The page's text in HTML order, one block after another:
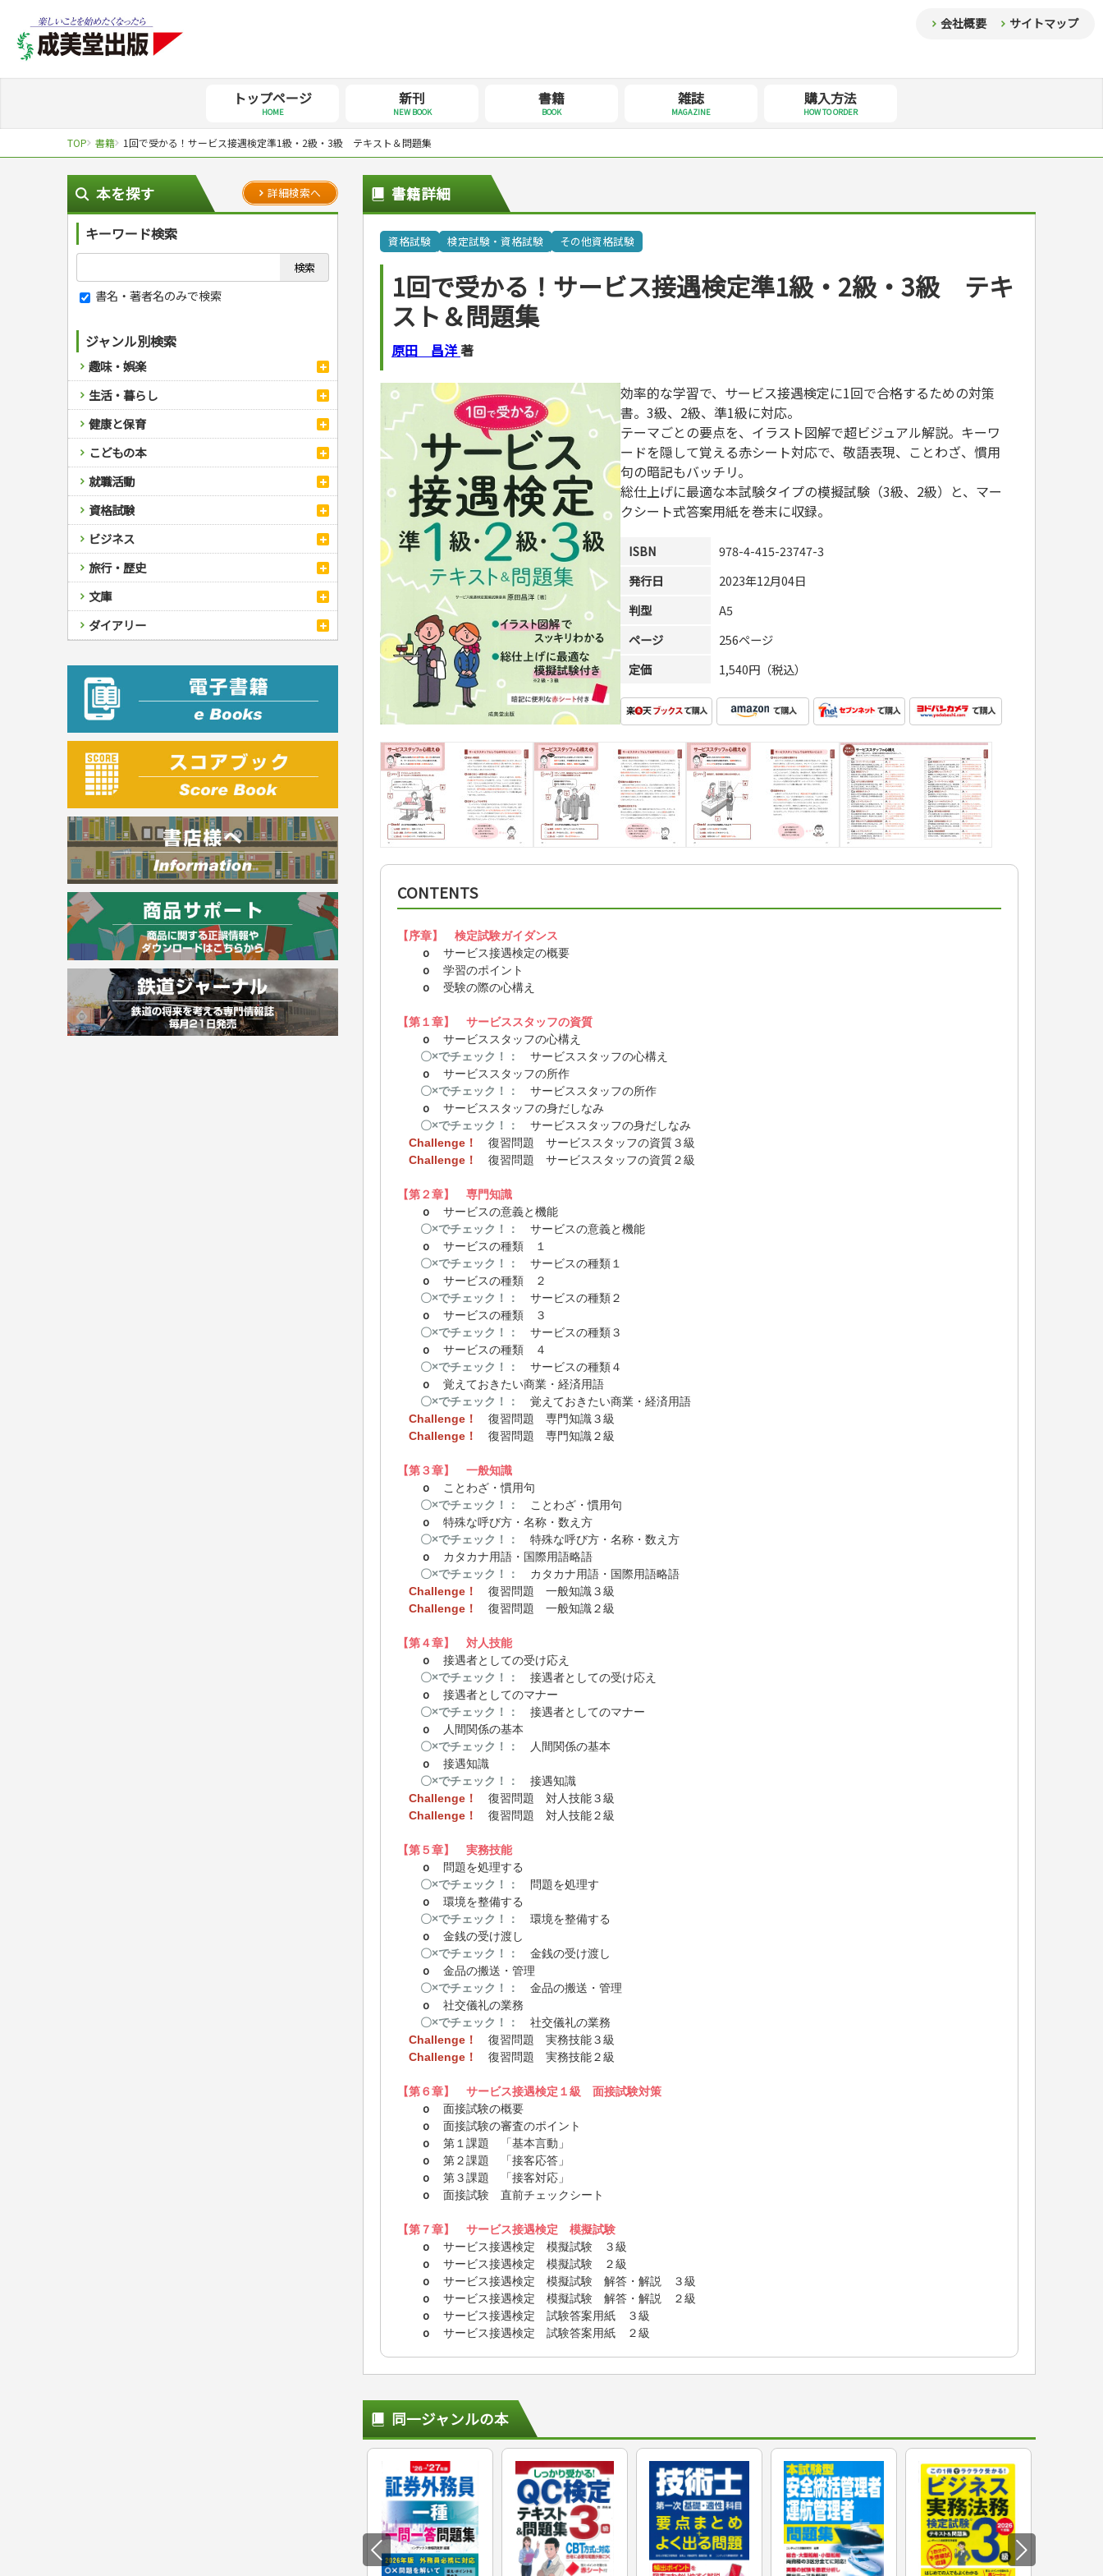
会社概要 サイトマップ
トップページ
HOME
新刊
NEW BOOK
書籍
BOOK
雑誌
MAGAZINE
購入方法
HOW TO ORDER
TOP 書籍 1回で受かる！サービス接遇検定準1級・2級・3級 テキスト＆問題集
本を探す 詳細検索へ
キーワード検索
書名・著者名のみで検索
ジャンル別検索
趣味・娯楽
スポーツ
スポーツルール
野球
ゴルフ
トレーニング
ジュニアスポーツ
その他スポーツ
自然・アウトドア・ペット
アウトドア
犬・猫
ペット・飼育
園芸・野菜づくり
雑学
娯楽・ゲーム・占い
ナンプレ
囲碁・将棋・麻雀
ゲーム・マジック
家相・風水・占い
カルチャー・芸術・趣味
鉄道・車・自転車
音楽・楽器
趣味・鑑賞・カメラ
絵画・デッサン
俳句・詩・ことば
辞典・語学
辞典
語学・旅行会話
運転免許
原付・二輪
普通免許
その他免許
生活・暮らし
料理
料理・レシピ
おもてなし・ごちそう料理
各国料理
お弁当
健康メニュー・ダイエット
調理器具クッキング
お菓子・ケーキ・パン
飲み物・お酒
手芸・クラフト
編み物
ソーイング
クラフト
住まい・インテリア・暮らし
インテリア・ハウジング
収納・掃除・暮らし
美容・ファッション
ダイエット・エクササイズ
メイク・ネイル・ヘア
着物・着つけ
冠婚葬祭・手紙・ペン字
冠婚葬祭・スピーチ・マナー
手紙・ペン字
妊娠・出産・育児
妊娠・出産・育児
離乳食・幼児食・こどもレシピ
健康と保育
家庭医学・健康
ツボ・マッサージ
家庭医学・病気
健康知識
栄養事典
生活習慣病
看護・介護
看護一般
介護一般
保育・教育
パネルシアター
指導マニュアル
こどもの本
児童一般
おりがみ・あやとり
なぞなぞ・ゲーム
占い・心理ゲーム
のりもの・ずかん
読み物・絵本
音と光のでる絵本
学参・ドリル
夏休みドリル
総復習ドリル
学習・地図
自由研究・読書感想文
えんぴつちょう
就職活動
就職活動
就職試験
公務員試験
資格試験
検定試験・資格試験
英語検定・TOEIC
漢字検定・数学検定
簿記検定
ケアマネジャー
介護・社会福祉士
司法書士・社労士
行政書士・宅建
FP
衛生管理・運行管理
建築・土木
電気・危険物
調理師
スキル・キャリアアップ
危険物取扱者
消防設備士
登録販売者
その他資格試験
ビジネス
経営・経済・法律
マネー・株・資産
簿記・経理・税金・保険
その他ビジネス
自己啓発
ビジネス読み物
旅行・歴史
国内・海外旅行
国外旅行
国内旅行
散歩・グルメ
地理・歴史
地理・地図
歴史
文庫
文庫
成美文庫
ダイアリー
プラチナダイアリー プレステージ
書籍詳細
資格試験 検定試験・資格試験 その他資格試験
1回で受かる！サービス接遇検定準1級・2級・3級 テキ
スト＆問題集
原田 昌洋著
効率的な学習で、サービス接遇検定に1回で合格するための対策
書。3級、2級、準1級に対応。
テーマごとの要点を、イラスト図解で超ビジュアル解説。キーワ
ードを隠して覚える赤シート対応で、敬語表現、ことわざ、慣用
句の暗記もバッチリ。
総仕上げに最適な本試験タイプの模擬試験（3級、2級）と、マー
クシート式答案用紙を巻末に収録。
ISBN
978-4-415-23747-3
発行日
2023年12月04日
判型
A5
ページ
256ページ
定価
1,540円（税込）
CONTENTS
【序章】 検定試験ガイダンス
ｏ
サービス接遇検定の概要
ｏ
学習のポイント
ｏ
受験の際の心構え
【第１章】 サービススタッフの資質
ｏ
サービススタッフの心構え
〇×でチェック！：
サービススタッフの心構え
ｏ
サービススタッフの所作
〇×でチェック！：
サービススタッフの所作
ｏ
サービススタッフの身だしなみ
〇×でチェック！：
サービススタッフの身だしなみ
Challenge！
復習問題 サービススタッフの資質３級
Challenge！
復習問題 サービススタッフの資質２級
【第２章】 専門知識
ｏ
サービスの意義と機能
〇×でチェック！：
サービスの意義と機能
ｏ
サービスの種類 １
〇×でチェック！：
サービスの種類１
ｏ
サービスの種類 ２
〇×でチェック！：
サービスの種類２
ｏ
サービスの種類 ３
〇×でチェック！：
サービスの種類３
ｏ
サービスの種類 ４
〇×でチェック！：
サービスの種類４
ｏ
覚えておきたい商業・経済用語
〇×でチェック！：
覚えておきたい商業・経済用語
Challenge！
復習問題 専門知識３級
Challenge！
復習問題 専門知識２級
【第３章】 一般知識
ｏ
ことわざ・慣用句
〇×でチェック！：
ことわざ・慣用句
ｏ
特殊な呼び方・名称・数え方
〇×でチェック！：
特殊な呼び方・名称・数え方
ｏ
カタカナ用語・国際用語略語
〇×でチェック！：
カタカナ用語・国際用語略語
Challenge！
復習問題 一般知識３級
Challenge！
復習問題 一般知識２級
【第４章】 対人技能
ｏ
接遇者としての受け応え
〇×でチェック！：
接遇者としての受け応え
ｏ
接遇者としてのマナー
〇×でチェック！：
接遇者としてのマナー
ｏ
人間関係の基本
〇×でチェック！：
人間関係の基本
ｏ
接遇知識
〇×でチェック！：
接遇知識
Challenge！
復習問題 対人技能３級
Challenge！
復習問題 対人技能２級
【第５章】 実務技能
ｏ
問題を処理する
〇×でチェック！：
問題を処理す
ｏ
環境を整備する
〇×でチェック！：
環境を整備する
ｏ
金銭の受け渡し
〇×でチェック！：
金銭の受け渡し
ｏ
金品の搬送・管理
〇×でチェック！：
金品の搬送・管理
ｏ
社交儀礼の業務
〇×でチェック！：
社交儀礼の業務
Challenge！
復習問題 実務技能３級
Challenge！
復習問題 実務技能２級
【第６章】 サービス接遇検定１級 面接試験対策
ｏ
面接試験の概要
ｏ
面接試験の審査のポイント
ｏ
第１課題 「基本言動」
ｏ
第２課題 「接客応答」
ｏ
第３課題 「接客対応」
ｏ
面接試験 直前チェックシート
【第７章】 サービス接遇検定 模擬試験
ｏ
サービス接遇検定 模擬試験 ３級
ｏ
サービス接遇検定 模擬試験 ２級
ｏ
サービス接遇検定 模擬試験 解答・解説 ３級
ｏ
サービス接遇検定 模擬試験 解答・解説 ２級
ｏ
サービス接遇検定 試験答案用紙 ３級
ｏ
サービス接遇検定 試験答案用紙 ２級
同一ジャンルの本